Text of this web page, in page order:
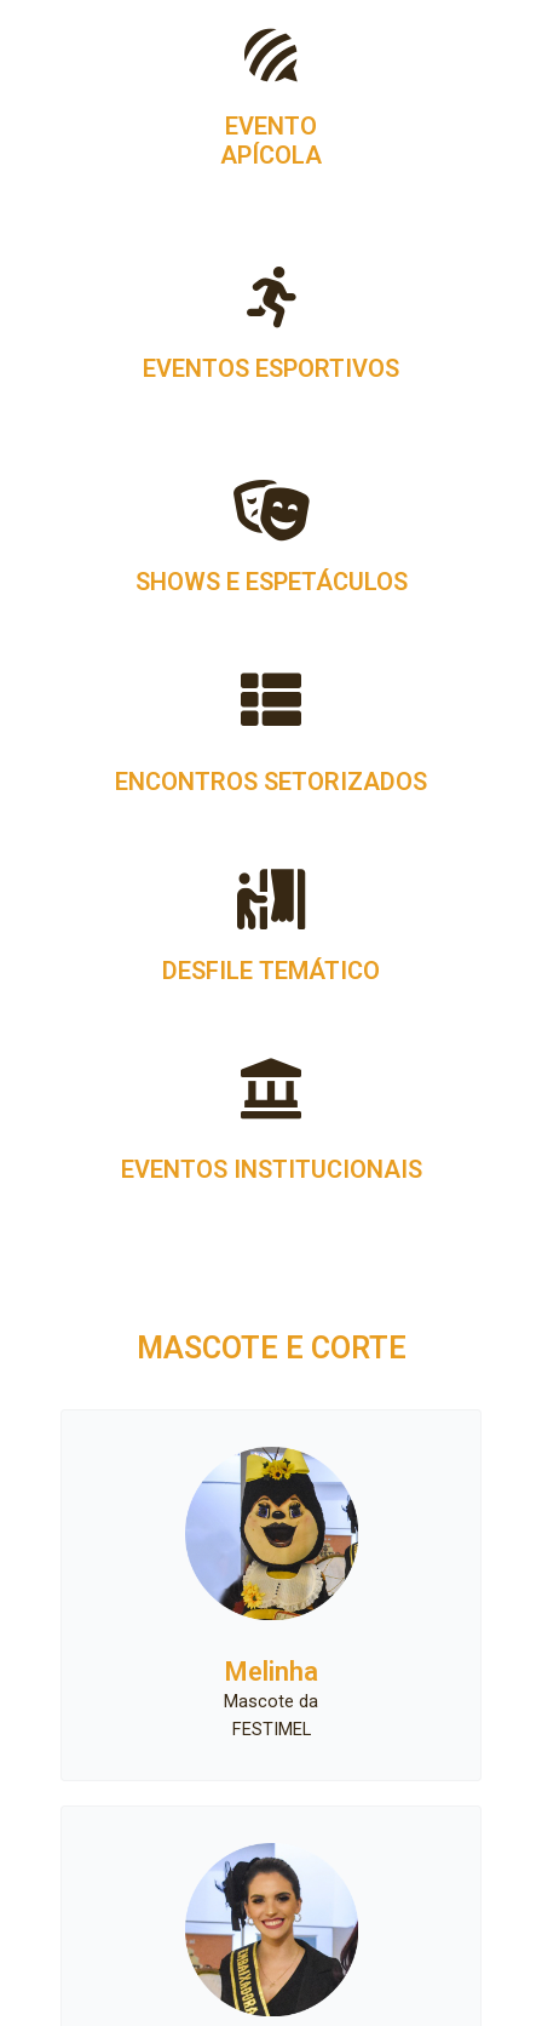
EVENTO
APÍCOLA
EVENTOS ESPORTIVOS​
SHOWS E ESPETÁCULOS
ENCONTROS SETORIZADOS
DESFILE TEMÁTICO
EVENTOS INSTITUCIONAIS
MASCOTE E CORTE
Melinha
Mascote da
FESTIMEL